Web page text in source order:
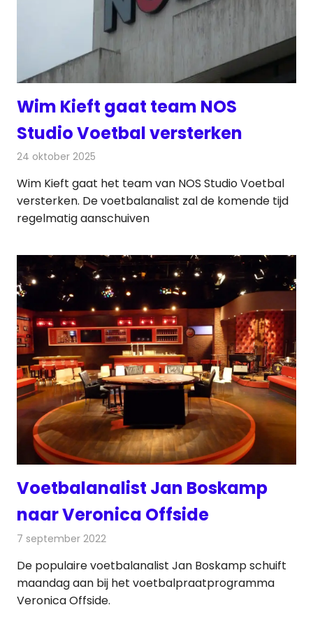
Wim Kieft gaat team NOS
Studio Voetbal versterken
24 oktober 2025
Wim Kieft gaat het team van NOS Studio Voetbal
versterken. De voetbalanalist zal de komende tijd
regelmatig aanschuiven
Voetbalanalist Jan Boskamp
naar Veronica Offside
7 september 2022
De populaire voetbalanalist Jan Boskamp schuift
maandag aan bij het voetbalpraatprogramma
Veronica Offside.